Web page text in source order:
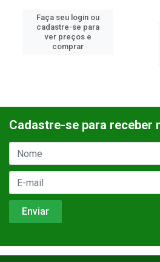
Faça seu login ou
cadastre-se para
ver preços e
comprar
Cadastre-se para receber